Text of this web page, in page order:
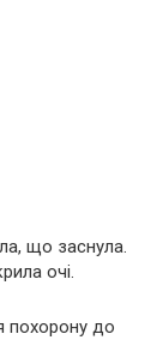
що заснула.
очі.
похopону до